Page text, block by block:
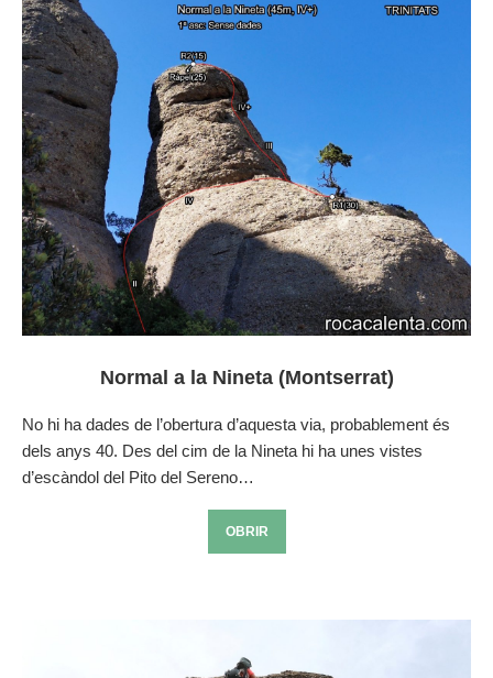
Normal a la Nineta (Montserrat)
No hi ha dades de l’obertura d’aquesta via, probablement és
dels anys 40. Des del cim de la Nineta hi ha unes vistes
d’escàndol del Pito del Sereno…
OBRIR